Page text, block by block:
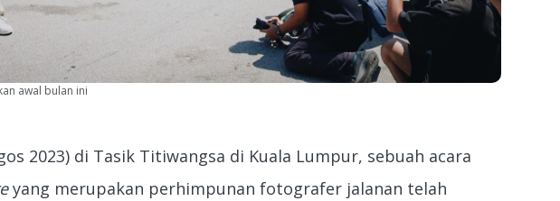
awal bulan ini
2023) di Tasik Titiwangsa di Kuala Lumpur, sebuah acara
yang merupakan perhimpunan fotografer jalanan telah